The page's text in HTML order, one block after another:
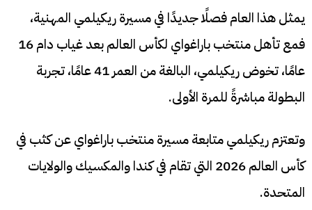
يمثل هذا العام فصلًا جديدًا في مسيرة ريكيلمي المهنية،
فمع تأهل منتخب باراغواي لكأس العالم بعد غياب دام 16
عامًا، تخوض ريكيلمي، البالغة من العمر 41 عامًا، تجربة
البطولة مباشرةً للمرة الأولى.
وتعتزم ريكيلمي متابعة مسيرة منتخب باراغواي عن كثب في
كأس العالم 2026 التي تقام في كندا والمكسيك والولايات
المتحدة.